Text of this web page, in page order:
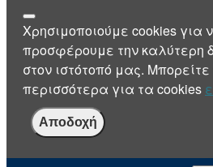
Χρησιμοποιούμε cookies για
προσφέρουμε την καλύτερη
στον ιστότοπό μας.
περισσότερα για τα cookies
Αποδοχή